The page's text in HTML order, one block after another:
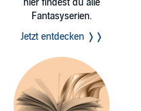
hier findest du alle
Fantasyserien.
Jetzt entdecken ❭❭